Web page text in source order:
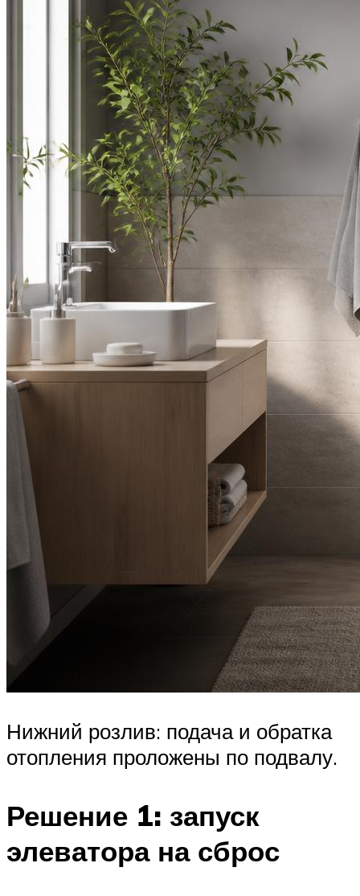
Нижний розлив: подача и обратка
отопления проложены по подвалу.
Решение 1: запуск
элеватора на сброс